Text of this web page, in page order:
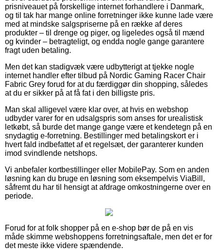
prisniveauet på forskellige internet forhandlere i Danmark,
og til tak har mange online forretninger ikke kunne lade være
med at mindske salgspriserne på en række af deres
produkter – til drenge og piger, og ligeledes også til mænd
og kvinder – betragteligt, og endda nogle gange garantere
fragt uden betaling.
Men det kan stadigvæk være udbytterigt at tjekke nogle
internet handler efter tilbud på Nordic Gaming Racer Chair
Fabric Grey forud for at du færdiggør din shopping, således
at du er sikker på at få fat i den billigste pris.
Man skal alligevel være klar over, at hvis en webshop
udbyder varer for en udsalgspris som anses for urealistisk
letkøbt, så burde det mange gange være et kendetegn på en
snydagtig e-forretning. Bestillinger med betalingskort er i
hvert fald indbefattet af et regelsæt, der garanterer kunden
imod svindlende netshops.
Vi anbefaler kortbestillinger eller MobilePay. Som en anden
løsning kan du bruge en løsning som eksempelvis ViaBill,
såfremt du har til hensigt at afdrage omkostningerne over en
periode.
Forud for at folk shopper på en e-shop bør de på en vis
måde skimme webshoppens forretningsaftale, men det er for
det meste ikke videre spændende.